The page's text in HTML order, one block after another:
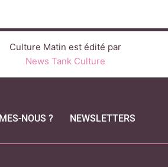
Culture Matin est édité par
News Tank Culture
NOUS ? NEWSLETTERS